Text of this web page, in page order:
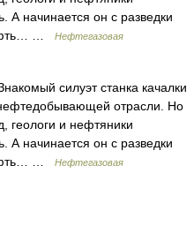
А начинается он с разведки
…
Нефтегазовая
силуэт станка качалки
отрасли. Но
геологи и нефтяники
А начинается он с разведки
…
Нефтегазовая